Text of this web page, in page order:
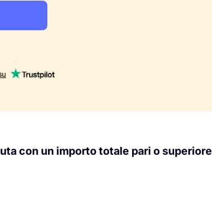
con un importo totale pari o superiore